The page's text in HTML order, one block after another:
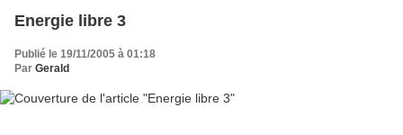
Energie libre 3
Publié le 19/11/2005 à 01:18
Par Gerald